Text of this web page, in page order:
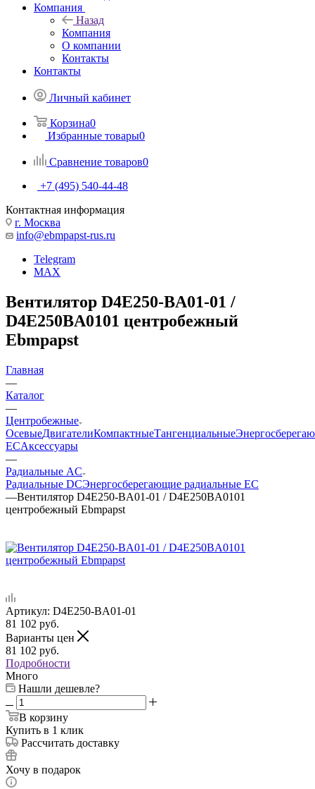
Компания
Назад
Компания
О компании
Контакты
Контакты
Личный кабинет
Корзина0
Избранные товары0
Сравнение товаров0
+7 (495) 540-44-48
Контактная информация
г. Москва
info@ebmpapst-rus.ru
Telegram
MAX
Вентилятор D4E250-BA01-01 /
D4E250BA0101 центробежный
Ebmpapst
Главная
—
Каталог
—
Центробежные
ОсевыеДвигателиКомпактныеТангенциальные
ECАксессуары
—
Радиальные AC
Радиальные DCЭнергосберегающие радиальные EC
—Вентилятор D4E250-BA01-01 / D4E250BA0101
центробежный Ebmpapst
Артикул: D4E250-BA01-01
81 102 руб.
Варианты цен
81 102 руб.
Подробности
Много
Нашли дешевле?
В корзину
Купить в 1 клик
Рассчитать доставку
Хочу в подарок